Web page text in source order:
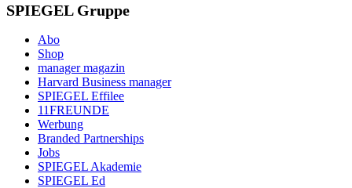
SPIEGEL Gruppe
Abo
Shop
manager magazin
Harvard Business manager
SPIEGEL Effilee
11FREUNDE
Werbung
Branded Partnerships
Jobs
SPIEGEL Akademie
SPIEGEL Ed